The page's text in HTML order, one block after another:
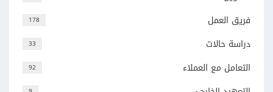
178 فريق العمل
33 دراسة حالات
92 التعامل مع العملاء